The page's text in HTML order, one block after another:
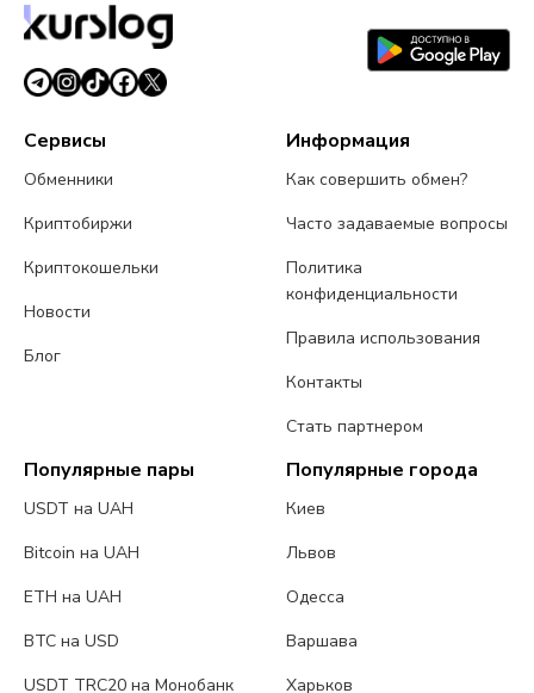
3 августа 2026 г.5 мин чтения
Сервисы
Обменники
Криптобиржи
Криптокошельки
Новости
Блог
Информация
Как совершить обмен?
Часто задаваемые вопросы
Политика
конфиденциальности
Правила использования
Контакты
Стать партнером
Популярные пары
USDT на UAH
Bitcoin на UAH
ETH на UAH
BTC на USD
USDT TRC20 на Монобанк
Популярные города
Киев
Львов
Одесса
Варшава
Харьков